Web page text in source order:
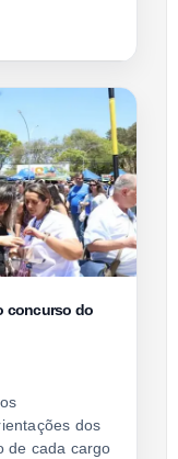
concurso do
dos
de cada cargo